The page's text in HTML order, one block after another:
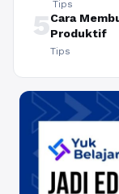
Tips
5Cara
Produktif
Tips